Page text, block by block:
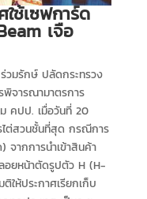
ช้เซฟการ์ด
เจือ
มรักษ์ ปลัดกระทรวง
จารณามาตรการ
คปป. เมื่อวันที่ 20
ไต่สวนชั้นที่สุด กรณีการ
จากการนำเข้าสินค้า
อยหน้าตัดรูปตัว H (H-
ให้ประกาศเรียกเก็บ